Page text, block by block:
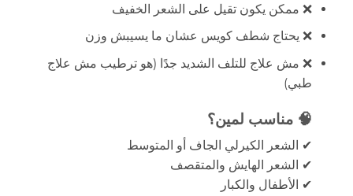
❌ ممكن يكون تقيل على الشعر الخفيف
❌ يحتاج شطف كويس عشان ما يسيبش وزن
❌ مش علاج للتلف الشديد جدًا (هو ترطيب مش علاج
طبي)
🧠 مناسب لمين؟
✔ الشعر الكيرلي الجاف أو المتوسط
✔ الشعر الهايش والمتقصف
✔ الأطفال والكبار